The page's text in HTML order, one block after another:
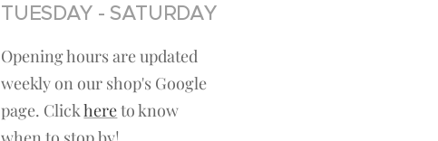
TUESDAY - SATURDAY
Opening hours are updated
weekly on our shop's Google
page. Clickhereto know